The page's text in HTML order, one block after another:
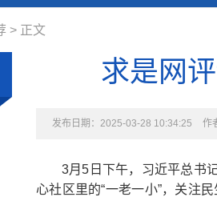
> 正文
求是网
发布日期：2025-03-28 10:34:25 作
3月5日下午，习近平总书
心社区里的“一老一小”，关注